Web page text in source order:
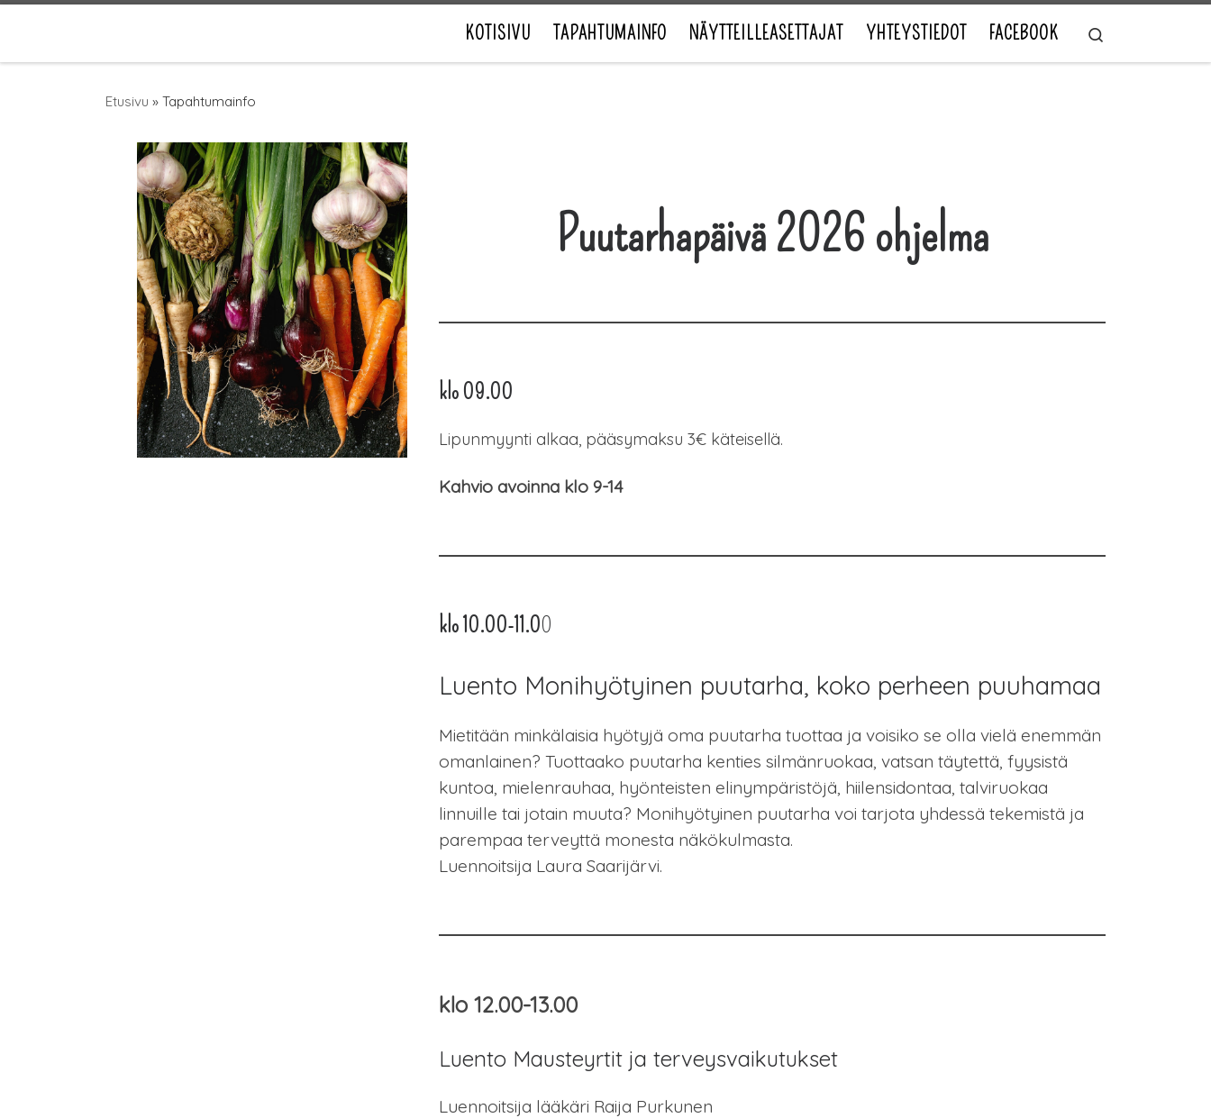
KOTISIVU TAPAHTUMAINFO NÄYTTEILLEASETTAJAT YHTEYSTIEDOT FACEBOOK
Etusivu » Tapahtumainfo
Puutarhapäivä 2026 ohjelma
klo 09.00
Lipunmyynti alkaa, pääsymaksu 3€ käteisellä.
Kahvio avoinna klo 9-14
klo 10.00-11.00
Luento Monihyötyinen puutarha, koko perheen puuhamaa
Mietitään minkälaisia hyötyjä oma puutarha tuottaa ja voisiko se olla vielä enemmän
omanlainen? Tuottaako puutarha kenties silmänruokaa, vatsan täytettä, fyysistä
kuntoa, mielenrauhaa, hyönteisten elinympäristöjä, hiilensidontaa, talviruokaa
linnuille tai jotain muuta? Monihyötyinen puutarha voi tarjota yhdessä tekemistä ja
parempaa terveyttä monesta näkökulmasta.
Luennoitsija Laura Saarijärvi.
klo 12.00-13.00
Luento Mausteyrtit ja terveysvaikutukset
Luennoitsija lääkäri Raija Purkunen